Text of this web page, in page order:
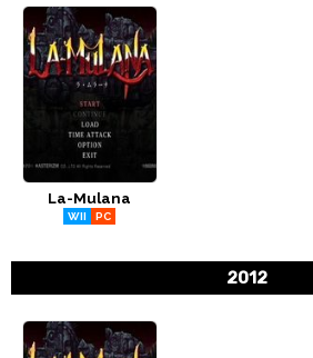
La-Mulana
WII PC
2012